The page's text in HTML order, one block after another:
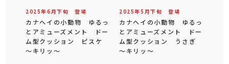
2025年6 月下旬 登場
カナヘイの小動物 ゆるっ
とアミューズメント ドー
ム型クッション ピスケ
～キリッ～
2025年5 月下旬 登場
カナヘイの小動物 ゆるっ
とアミューズメント ドー
ム型クッション うさぎ
～キリッ～